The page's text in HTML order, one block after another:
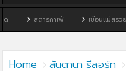
สตาร์คาเฟ่ เขื่อนแม่สรวย
Home ลันตานา รีสอร์ท